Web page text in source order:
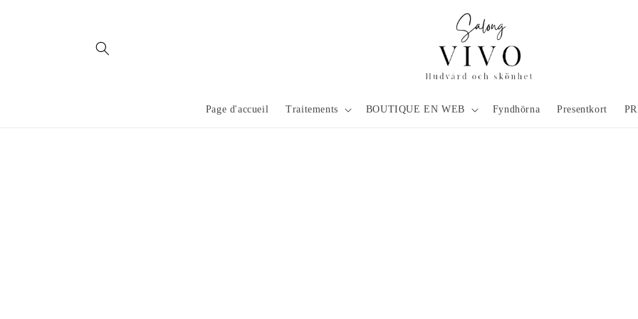
Page d'accueil Traitements BOUTIQUE EN WEB Fyndhörna Presentkort